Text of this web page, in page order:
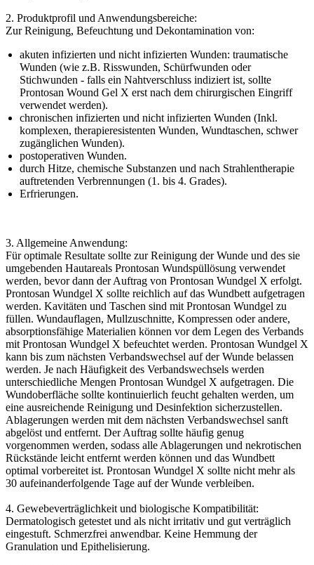
2. Produktprofil und Anwendungsbereiche:
Zur Reinigung, Befeuchtung und Dekontamination von:
akuten infizierten und nicht infizierten Wunden: traumatische
Wunden (wie z.B. Risswunden, Schürfwunden oder
Stichwunden - falls ein Nahtverschluss indiziert ist, sollte
Prontosan Wound Gel X erst nach dem chirurgischen Eingriff
verwendet werden).
chronischen infizierten und nicht infizierten Wunden (Inkl.
komplexen, therapieresistenten Wunden, Wundtaschen, schwer
zugänglichen Wunden).
postoperativen Wunden.
durch Hitze, chemische Substanzen und nach Strahlentherapie
auftretenden Verbrennungen (1. bis 4. Grades).
Erfrierungen.
3. Allgemeine Anwendung:
Für optimale Resultate sollte zur Reinigung der Wunde und des sie
umgebenden Hautareals Prontosan Wundspüllösung verwendet
werden, bevor dann der Auftrag von Prontosan Wundgel X erfolgt.
Prontosan Wundgel X sollte reichlich auf das Wundbett aufgetragen
werden. Kavitäten und Taschen sind mit Prontosan Wundgel zu
füllen. Wundauflagen, Mullzuschnitte, Kompressen oder andere,
absorptionsfähige Materialien können vor dem Legen des Verbands
mit Prontosan Wundgel X befeuchtet werden. Prontosan Wundgel X
kann bis zum nächsten Verbandswechsel auf der Wunde belassen
werden. Je nach Häufigkeit des Verbandswechsels werden
unterschiedliche Mengen Prontosan Wundgel X aufgetragen. Die
Wundoberfläche sollte kontinuierlich feucht gehalten werden, um
eine ausreichende Reinigung und Desinfektion sicherzustellen.
Ablagerungen werden mit dem nächsten Verbandswechsel sanft
abgelöst und entfernt. Der Auftrag sollte häufig genug
vorgenommen werden, sodass alle Ablagerungen und nekrotischen
Rückstände leicht entfernt werden können und das Wundbett
optimal vorbereitet ist. Prontosan Wundgel X sollte nicht mehr als
30 aufeinanderfolgende Tage auf der Wunde verbleiben.
4. Gewebeverträglichkeit und biologische Kompatibilität:
Dermatologisch getestet und als nicht irritativ und gut verträglich
eingestuft. Schmerzfrei anwendbar. Keine Hemmung der
Granulation und Epithelisierung.